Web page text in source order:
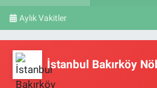
Aylık Vakitler
İstanbul Bakırköy